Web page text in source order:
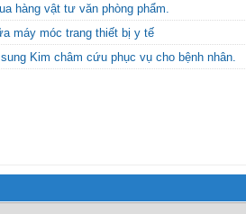
hàng vật tư văn phòng phẩm.
máy móc trang thiết bị y tế
Kim châm cứu phục vụ cho bệnh nhân.